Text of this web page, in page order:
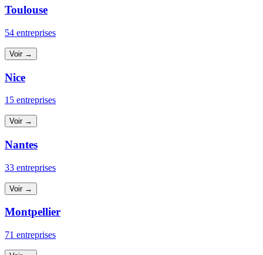
Toulouse
54 entreprises
Voir →
Nice
15 entreprises
Voir →
Nantes
33 entreprises
Voir →
Montpellier
71 entreprises